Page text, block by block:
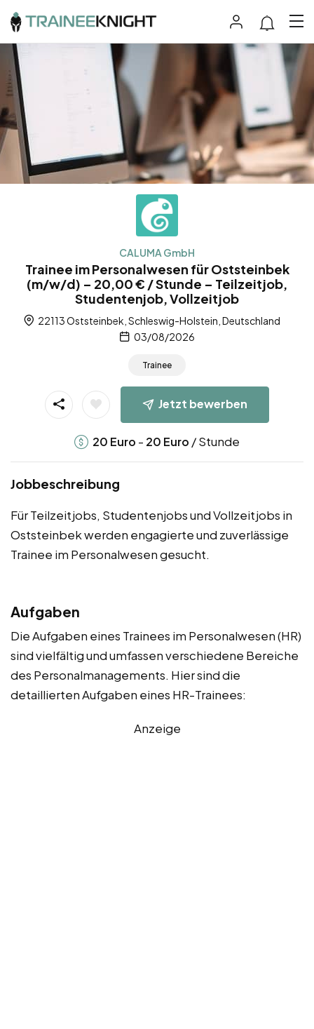
CALUMA GmbH
Trainee im Personalwesen für Oststeinbek
(m/w/d) – 20,00 € / Stunde – Teilzeitjob,
Studentenjob, Vollzeitjob
22113 Oststeinbek, Schleswig-Holstein, Deutschland
03/08/2026
Trainee
Jetzt bewerben
20 Euro - 20 Euro / Stunde
Jobbeschreibung
Für Teilzeitjobs, Studentenjobs und Vollzeitjobs in
Oststeinbek werden engagierte und zuverlässige
Trainee im Personalwesen gesucht.
Aufgaben
Die Aufgaben eines Trainees im Personalwesen (HR)
sind vielfältig und umfassen verschiedene Bereiche
des Personalmanagements. Hier sind die
detaillierten Aufgaben eines HR-Trainees:
Anzeige